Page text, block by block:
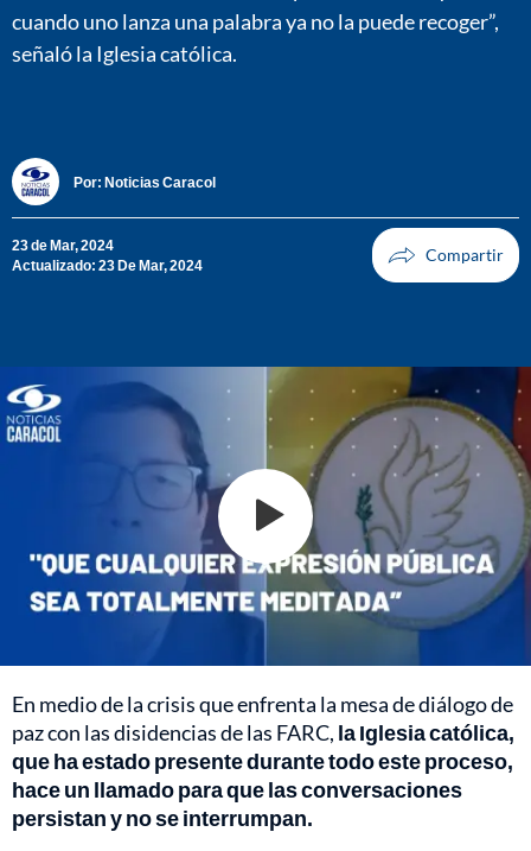
cuando uno lanza una palabra ya no la puede recoger”,
señaló la Iglesia católica.
Por: Noticias Caracol
23 de Mar, 2024
Actualizado: 23 De Mar, 2024
En medio de la crisis que enfrenta la mesa de diálogo de
paz con las disidencias de las FARC, la Iglesia católica,
que ha estado presente durante todo este proceso,
hace un llamado para que las conversaciones
persistan y no se interrumpan.